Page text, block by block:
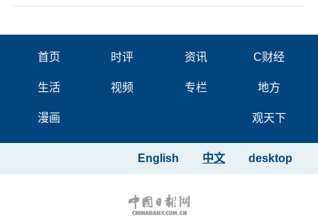
首页 时评 资讯 C财经
生活 视频 专栏 地方
漫画 观天下
desktop
中文
English